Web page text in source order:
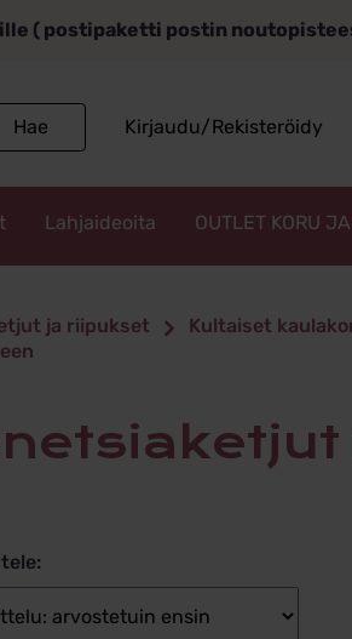
( postipaketti postin
Hae Kirjaudu/Rekisteröidy
Lahjaideoita OUTLET KORU
ja riipukset Kultaiset